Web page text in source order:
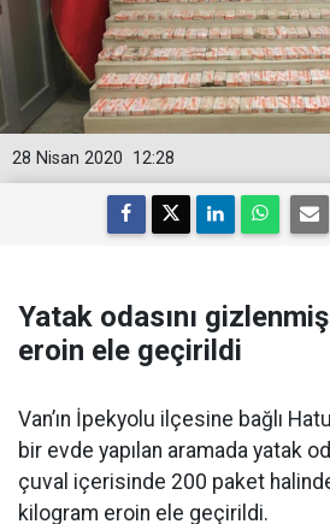
12:28
28 Nisan 2020
Yatak odasını
eroin ele geçirildi
Van’ın İpekyolu ilçesine bağlı
bir evde yapılan aramada yatak
çuval içerisinde 200 paket
kilogram eroin ele geçirildi.